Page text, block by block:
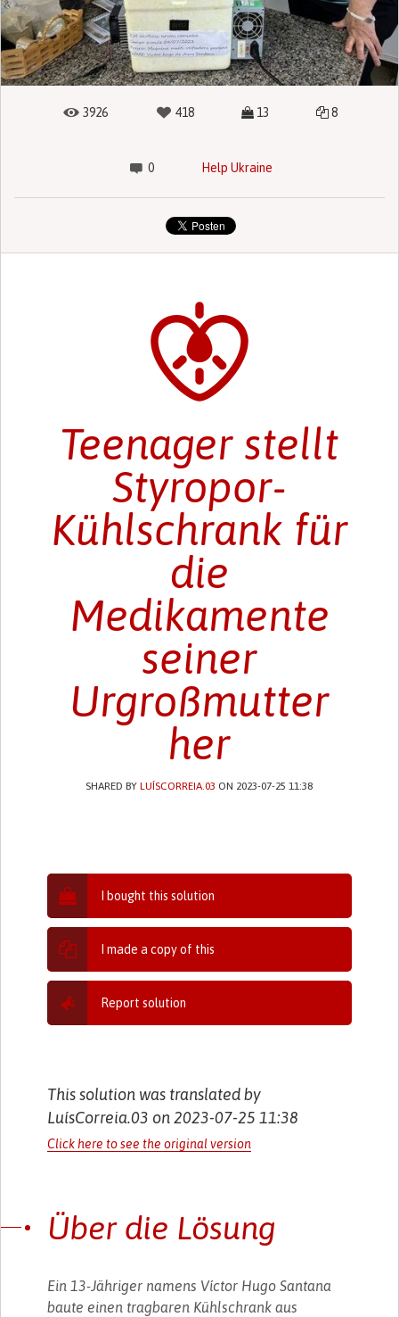
3926 418 13 8
0 Help Ukraine
Teenager stellt
Styropor-
Kühlschrank für
die
Medikamente
seiner
Urgroßmutter
her
SHARED BYLUÍSCORREIA.03 ON 2023-07-25 11:38
I bought this solution
I made a copy of this
Report solution
This solution was translated by
LuísCorreia.03 on 2023-07-25 11:38
Click here to see the original version
Über die Lösung
Ein 13-Jähriger namens Víctor Hugo Santana
baute einen tragbaren Kühlschrank aus